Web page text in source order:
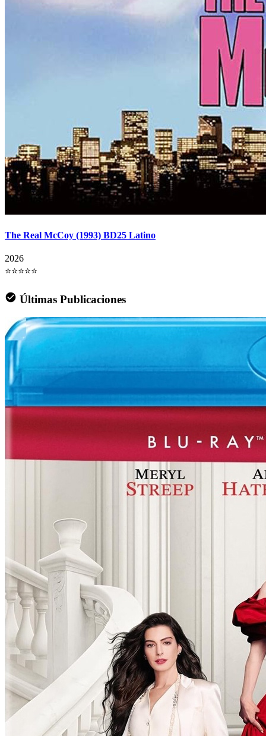
The Real McCoy (1993) BD25 Latino
2026
⭐⭐⭐⭐⭐
Últimas Publicaciones